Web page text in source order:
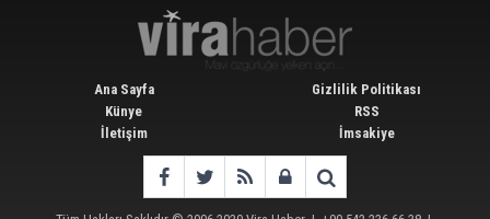
Ana Sayfa
Künye
İletişim
Gizlilik Politikası
RSS
İmsakiye